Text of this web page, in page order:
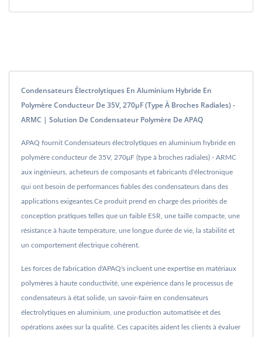
Condensateurs Électrolytiques En Aluminium Hybride En
Polymère Conducteur De 35V, 270μF (type À Broches Radiales) -
ARMC | Solution De Condensateur Polymère De APAQ
APAQ fournit Condensateurs électrolytiques en aluminium hybride en
polymère conducteur de 35V, 270μF (type à broches radiales) - ARMC
aux ingénieurs, acheteurs de composants et fabricants d'électronique
qui ont besoin de performances fiables des condensateurs dans des
applications exigeantes.Ce produit prend en charge des priorités de
conception pratiques telles que un faible ESR, une taille compacte, une
résistance à haute température, une longue durée de vie, la stabilité et
un comportement électrique cohérent.
Les forces de fabrication d'APAQ's incluent une expertise en matériaux
polymères à haute conductivité, une expérience dans le processus de
condensateurs à état solide, un savoir-faire en condensateurs
électrolytiques en aluminium, une production automatisée et des
opérations axées sur la qualité. Ces capacités aident les clients à évaluer